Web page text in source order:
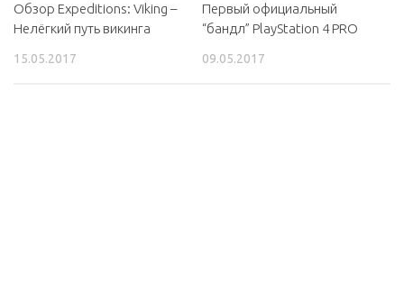
Обзор Expeditions: Viking –
Нелёгкий путь викинга
15.05.2017
Первый официальный
“бандл” PlayStation 4 PRO
09.05.2017